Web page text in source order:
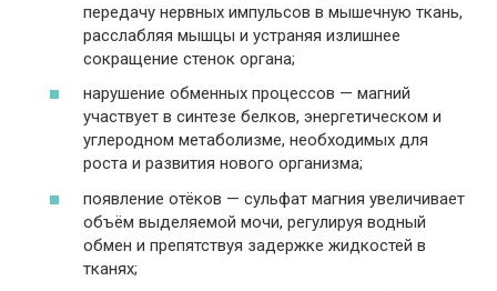
передачу нервных импульсов в мышечную ткань,
расслабляя мышцы и устраняя излишнее
сокращение стенок органа;
нарушение обменных процессов — магний
участвует в синтезе белков, энергетическом и
углеродном метаболизме, необходимых для
роста и развития нового организма;
появление отёков — сульфат магния увеличивает
объём выделяемой мочи, регулируя водный
обмен и препятствуя задержке жидкостей в
тканях;